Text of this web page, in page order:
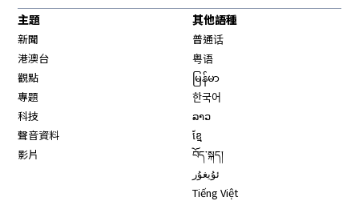
主題
新聞
港澳台
觀點
專題
科技
聲音資料
影片
其他語種
普通话
粤语
မြန်မာ
한국어
ລາວ
ខ្មែ
བོད་སྐད།
ئۇيغۇر
Tiếng Việt